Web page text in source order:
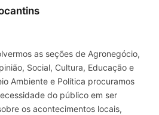
as seções de Agronegócio,
Social, Cultura, Educação e
Ambiente e Política procuramos
do público em ser
os acontecimentos locais,